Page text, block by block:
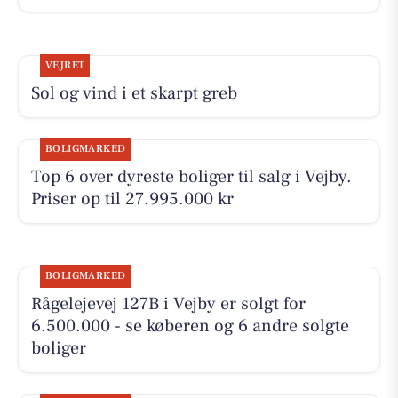
VEJRET
Sol og vind i et skarpt greb
BOLIGMARKED
Top 6 over dyreste boliger til salg i Vejby.
Priser op til 27.995.000 kr
BOLIGMARKED
Rågelejevej 127B i Vejby er solgt for
6.500.000 - se køberen og 6 andre solgte
boliger